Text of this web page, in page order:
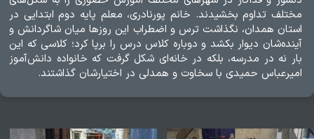
مختلف تداوم بخشیدند. خانم پورنادری، معلم پایه دوم ابتدایی در
استان همدان، نگذاشت ترس و اضطراب این روزها میان شاگردانش و
آینده‌شان دیوار بکشد و دوباره کلاس درس را برپا کرد؛ کلاسی که این
بار نه در مدرسه، بلکه در خانه‌ای شکل گرفت که خانواده دانش‌آموز
امیرعباس حمیدی با سخاوت و همدلی در اختیارشان گذاشتند.